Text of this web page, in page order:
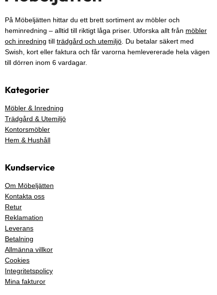
På Möbeljätten hittar du ett brett sortiment av möbler och
heminredning – alltid till riktigt låga priser. Utforska allt från möbler
och inredning till trädgård och utemiljö. Du betalar säkert med
Swish, kort eller faktura och får varorna hemlevererade hela vägen
till dörren inom 6 vardagar.
Kategorier
Möbler & Inredning
Trädgård & Utemiljö
Kontorsmöbler
Hem & Hushåll
Kundservice
Om Möbeljätten
Kontakta oss
Retur
Reklamation
Leverans
Betalning
Allmänna villkor
Cookies
Integritetspolicy
Mina fakturor